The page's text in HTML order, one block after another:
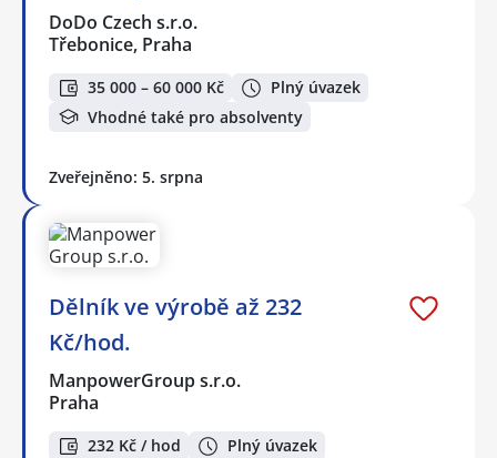
DoDo Czech s.r.o.
Třebonice, Praha
35 000 – 60 000 Kč
Plný úvazek
Vhodné také pro absolventy
Zveřejněno: 5. srpna
Dělník ve výrobě až 232
Kč/hod.
ManpowerGroup s.r.o.
Praha
232 Kč / hod Plný úvazek